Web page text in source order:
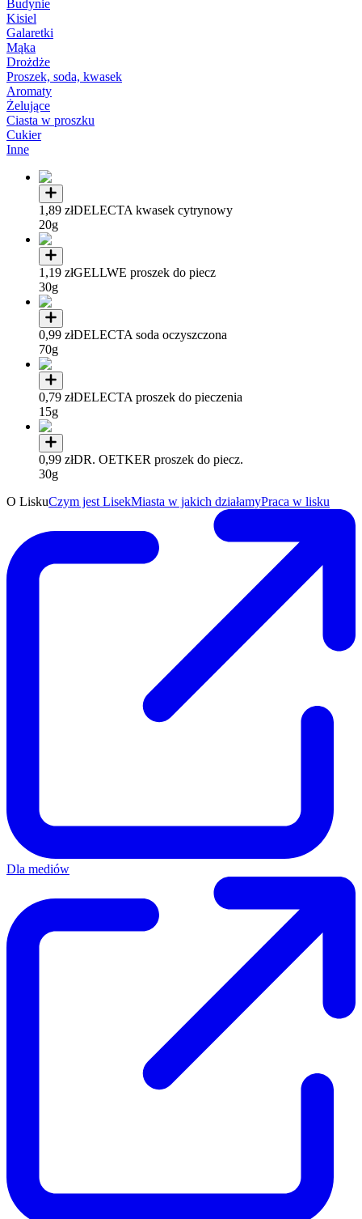
Budynie
Kisiel
Galaretki
Mąka
Drożdże
Proszek, soda, kwasek
Aromaty
Żelujące
Ciasta w proszku
Cukier
Inne
1,89 złDELECTA kwasek cytrynowy
20g
1,19 złGELLWE proszek do piecz
30g
0,99 złDELECTA soda oczyszczona
70g
0,79 złDELECTA proszek do pieczenia
15g
0,99 złDR. OETKER proszek do piecz.
30g
O LiskuCzym jest LisekMiasta w jakich działamyPraca w lisku
Dla mediów